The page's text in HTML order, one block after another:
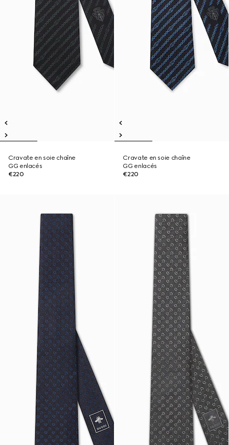
Cravate en soie chaîne
GG enlacés
€220
Cravate en soie chaîne
GG enlacés
€220